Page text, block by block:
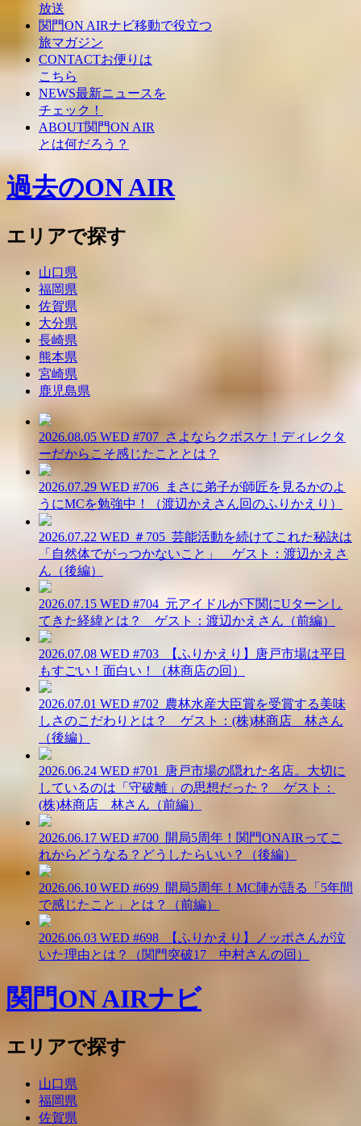
放送
関門ON AIRナビ移動で役立つ
旅マガジン
CONTACTお便りは
こちら
NEWS最新ニュースを
チェック！
ABOUT関門ON AIR
とは何だろう？
過去のON AIR
エリアで探す
山口県
福岡県
佐賀県
大分県
長崎県
熊本県
宮崎県
鹿児島県
2026.08.05 WED #707_さよならクボスケ！ディレクタ
ーだからこそ感じたこととは？
2026.07.29 WED #706_まさに弟子が師匠を見るかのよ
うにMCを勉強中！（渡辺かえさん回のふりかえり）
2026.07.22 WED ＃705_芸能活動を続けてこれた秘訣は
「自然体でがっつかないこと」 ゲスト：渡辺かえさ
ん（後編）
2026.07.15 WED #704_元アイドルが下関にUターンし
てきた経緯とは？ ゲスト：渡辺かえさん（前編）
2026.07.08 WED #703_【ふりかえり】唐戸市場は平日
もすごい！面白い！（林商店の回）
2026.07.01 WED #702_農林水産大臣賞を受賞する美味
しさのこだわりとは？ ゲスト：(株)林商店 林さん
（後編）
2026.06.24 WED #701_唐戸市場の隠れた名店。大切に
しているのは「守破離」の思想だった？ ゲスト：
(株)林商店 林さん（前編）
2026.06.17 WED #700_開局5周年！関門ONAIRってこ
れからどうなる？どうしたらいい？（後編）
2026.06.10 WED #699_開局5周年！MC陣が語る「5年間
で感じたこと」とは？（前編）
2026.06.03 WED #698_【ふりかえり】ノッポさんが泣
いた理由とは？（関門突破17 中村さんの回）
関門ON AIRナビ
エリアで探す
山口県
福岡県
佐賀県